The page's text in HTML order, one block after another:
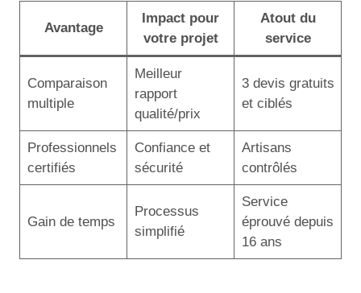
Avantage
Impact pour
votre projet
Atout du
service
Comparaison
multiple
Meilleur
rapport
qualité/prix
3 devis gratuits
et ciblés
Professionnels
certifiés
Confiance et
sécurité
Artisans
contrôlés
Gain de temps
Processus
simplifié
Service
éprouvé depuis
16 ans